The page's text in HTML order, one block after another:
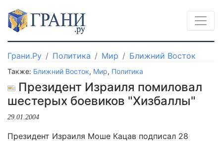
Грани.Ру Политика Мир Ближний Восток
Также: Ближний Восток, Мир, Политика
Президент Израиля помиловал
шестерых боевиков "Хизбаллы"
29.01.2004
Президент Израиля Моше Кацав подписал 28